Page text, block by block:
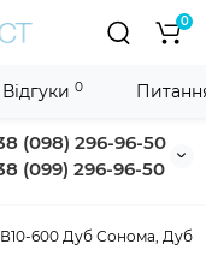
(098) 296-96-50
(099) 296-96-50
0
600 Дуб Сонома, Дуб
Відгуки 0